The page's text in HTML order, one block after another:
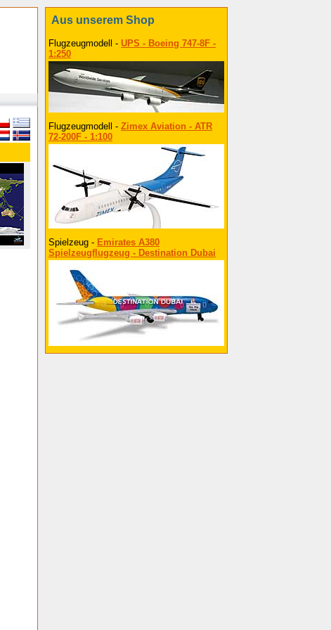
Aus unserem Shop
Flugzeugmodell - UPS - Boeing 747-8F -
1:250
Flugzeugmodell - Zimex Aviation - ATR
72-200F - 1:100
Spielzeug - Emirates A380
Spielzeugflugzeug - Destination Dubai